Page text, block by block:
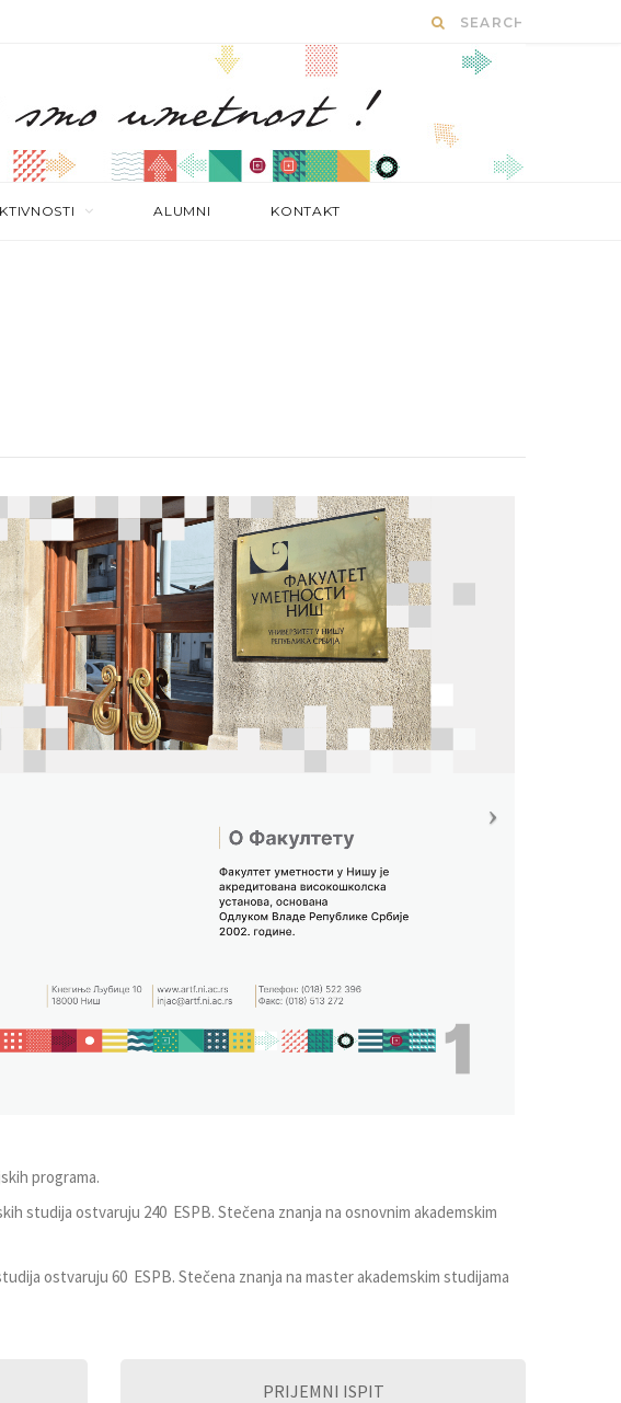
ALUMNI KONTAKT
programa.
studija ostvaruju 240 ESPB. Stečena znanja na osnovnim akademskim
ostvaruju 60 ESPB. Stečena znanja na master akademskim studijama
PRIJEMNI ISPIT